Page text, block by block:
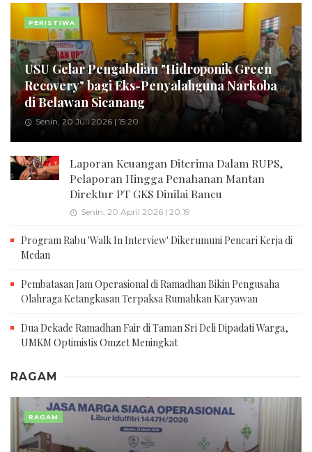
USU Gelar Pengabdian "Hidroponik Green
Recovery" bagi Eks-Penyalahguna Narkoba
di Belawan Sicanang
Senin, 20 Juli 2026 | 15:20
PERISTIWA
Laporan Keuangan Diterima Dalam RUPS,
Pelaporan Hingga Penahanan Mantan
Direktur PT GKS Dinilai Rancu
Senin, 20 April 2026 | 20:19
Program Rabu 'Walk In Interview' Dikerumuni Pencari Kerja di
Medan
Pembatasan Jam Operasional di Ramadhan Bikin Pengusaha
Olahraga Ketangkasan Terpaksa Rumahkan Karyawan
Dua Dekade Ramadhan Fair di Taman Sri Deli Dipadati Warga,
UMKM Optimistis Omzet Meningkat
RAGAM
RAGAM